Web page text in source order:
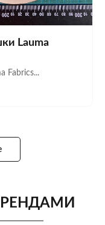
Lauma
Fabrics...